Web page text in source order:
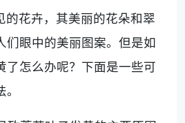
的花卉，其美丽的花朵和翠
们眼中的美丽图案。但是如
了怎么办呢？下面是一些可